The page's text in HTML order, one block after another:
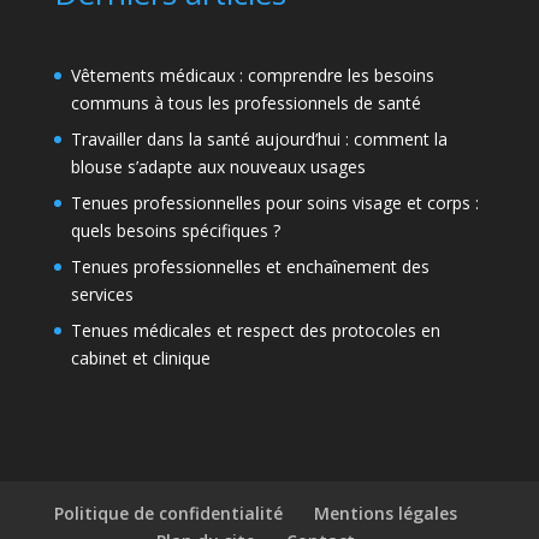
Vêtements médicaux : comprendre les besoins
communs à tous les professionnels de santé
Travailler dans la santé aujourd’hui : comment la
blouse s’adapte aux nouveaux usages
Tenues professionnelles pour soins visage et corps :
quels besoins spécifiques ?
Tenues professionnelles et enchaînement des
services
Tenues médicales et respect des protocoles en
cabinet et clinique
Politique de confidentialité
Mentions légales